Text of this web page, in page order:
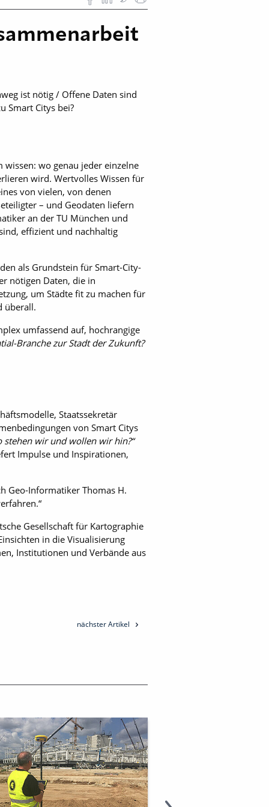
ist nötig / Offene Daten sind
Smart Citys bei?
wo genau jeder einzelne
wird. Wertvolles Wissen für
von vielen, von denen
– und Geodaten liefern
an der TU München und
effizient und nachhaltig
als Grundstein für Smart-City-
nötigen Daten, die in
um Städte fit zu machen für
überall.
umfassend auf, hochrangige
Branche zur Stadt der Zukunft?
Staatssekretär
von Smart Citys
stehen wir und wollen wir hin?“
Impulse und Inspirationen,
Geo-Informatiker Thomas H.
Gesellschaft für Kartographie
in die Visualisierung
Institutionen und Verbände aus
nächster Artikel